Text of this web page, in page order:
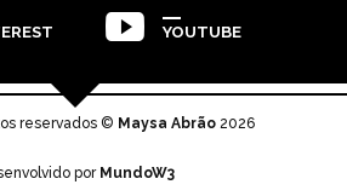
YOUTUBE
reservados © Maysa Abrão 2026
por MundoW3